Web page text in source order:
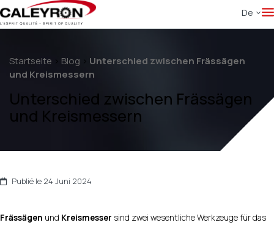
De
Startseite > Blog > Unterschied zwischen Frässägen
und Kreismessern
Unterschied zwischen Frässägen
und Kreismessern
Publié le 24 Juni 2024
Frässägen und Kreismesser sind zwei wesentliche Werkzeuge für das